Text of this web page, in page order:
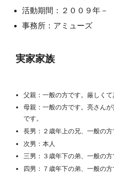
活動期間：２００９年－
事務所：アミューズ
実家家族
父親：一般の方です。厳しくて
母親：一般の方です。亮さん
です。
長男：２歳年上の兄、一般の方
次男：本人
三男：３歳年下の弟、一般の方
四男：７歳年下の弟、一般の方